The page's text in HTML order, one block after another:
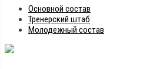
Основной состав
Тренерский штаб
Молодежный состав